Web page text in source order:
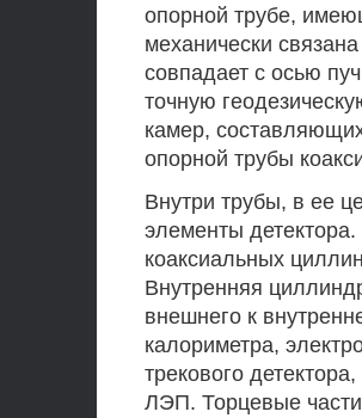
опорной трубе,
механически
совпадает с осью
точную
камер,
опорной трубы
Внутри трубы, в ее
элементы
коаксиальных
Внутренняя
внешнего к
калориметра,
трекового
ЛЭП. Торцевые